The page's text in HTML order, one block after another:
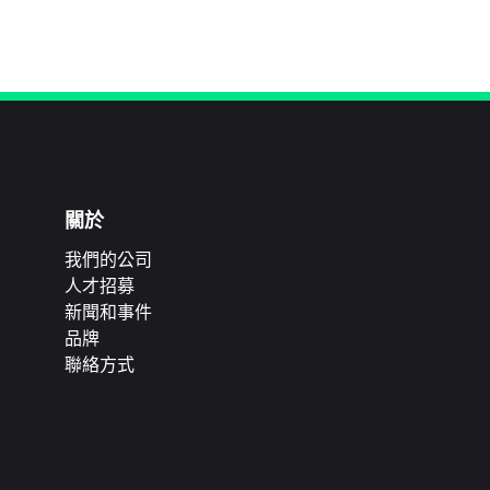
關於
我們的公司
人才招募
新聞和事件
品牌
聯絡方式